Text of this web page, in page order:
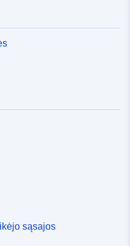
sąsajos